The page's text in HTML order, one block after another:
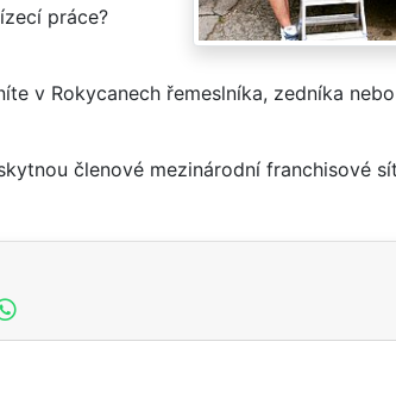
práce?
v Rokycanech řemeslníka, zedníka nebo
členové mezinárodní franchisové